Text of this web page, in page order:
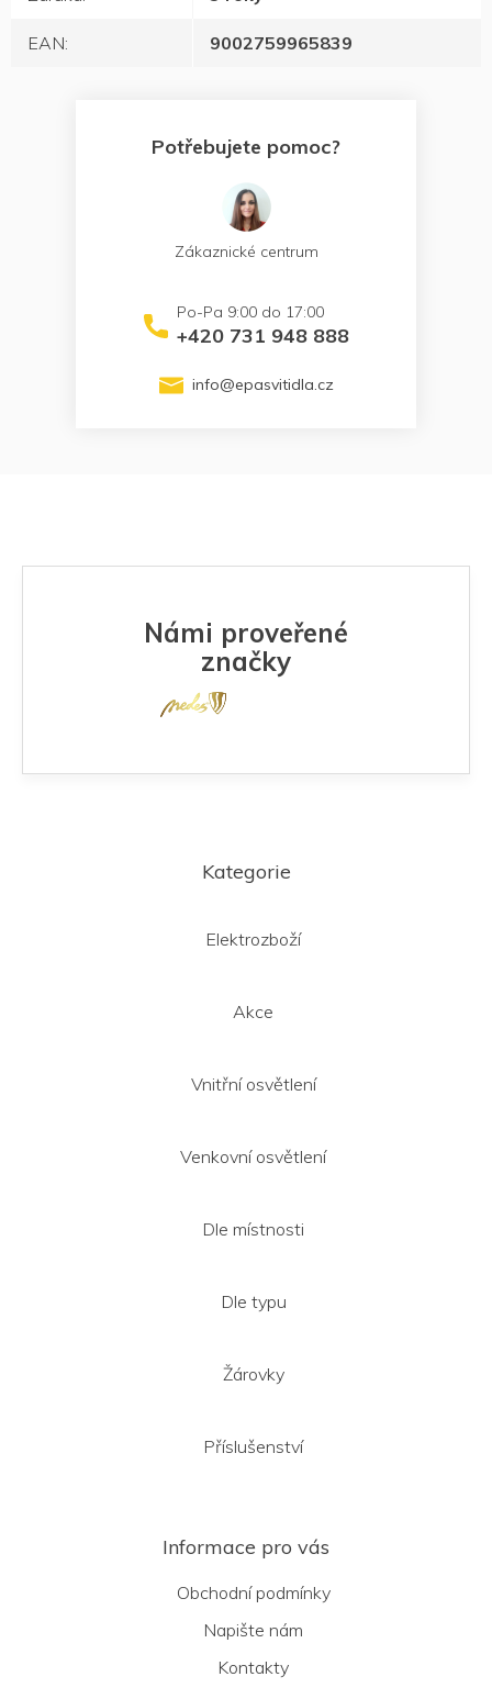
EAN: 9002759965839
Potřebujete pomoc?
Zákaznické centrum
+420 731 948 888
info@epasvitidla.cz
Námi proveřené
značky
Kategorie
Elektrozboží
Akce
Vnitřní osvětlení
Venkovní osvětlení
Dle místnosti
Dle typu
Žárovky
Příslušenství
Informace pro vás
Obchodní podmínky
Napište nám
Kontakty